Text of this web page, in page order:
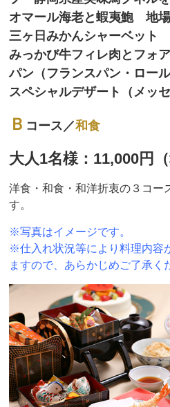
オマール海老と蝦夷鮑 地
三ヶ日みかんシャーベット
みっかび牛フィレ肉とフォ
パン（フランスパン・ロール
スペシャルデザート（メッ
Ｂ コース／和食
大人1名様：11,000円（
洋食・和食・和洋折衷の３コー
す。
※写真はイメージです。
※仕入れ状況等により料理内容
ますので、あらかじめご了承く